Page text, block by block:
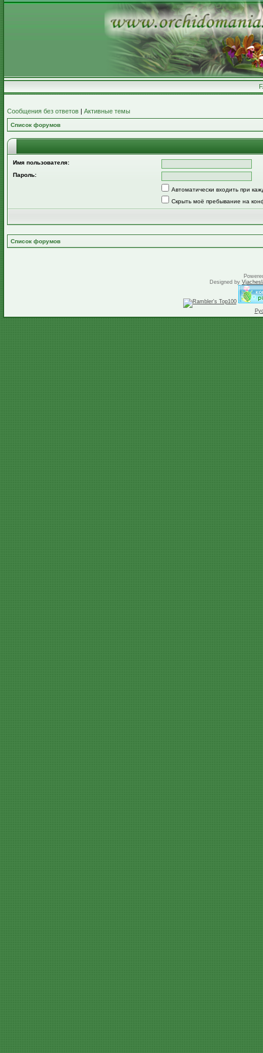
Сообщения без ответов | Активные темы
Список форумов
Имя пользователя:
Пароль:
Автоматически входить при
Скрыть моё пребывание на
Список форумов
Designed by